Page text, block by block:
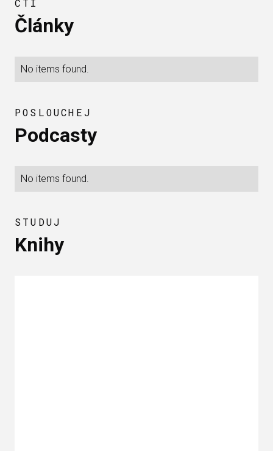
ČTI
Články
No items found.
POSLOUCHEJ
Podcasty
No items found.
STUDUJ
Knihy